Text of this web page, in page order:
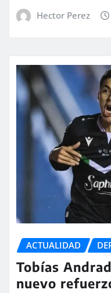
Hector Perez
ACTUALIDAD
Tobías
nuevo